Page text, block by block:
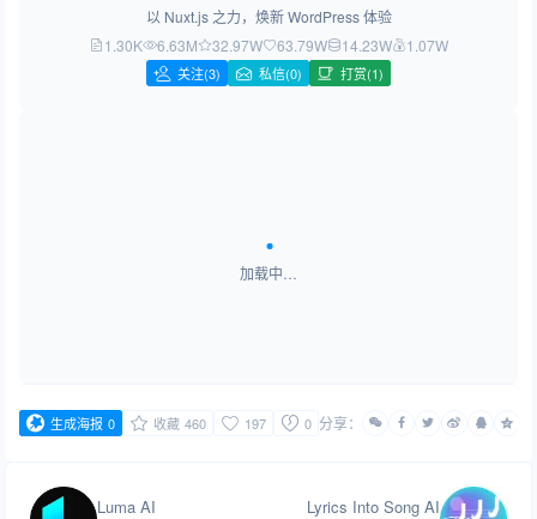
以 Nuxt.js 之力，焕新 WordPress 体验
1.30K
6.63M 32.97W 63.79W 14.23W 1.07W
关注(3) 私信(0) 打赏(1)
加载中…
生成海报 0 收藏 460 197 0 分享：
Luma AI Lyrics Into Song AI